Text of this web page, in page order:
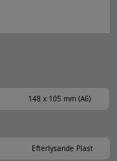
148 x 105 mm (A6)
Efterlysande Plast